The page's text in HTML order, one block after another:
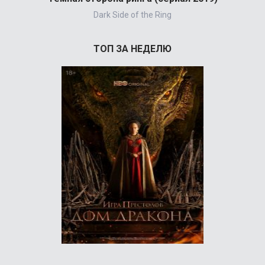
Dark Side of the Ring
ТОП ЗА НЕДЕЛЮ